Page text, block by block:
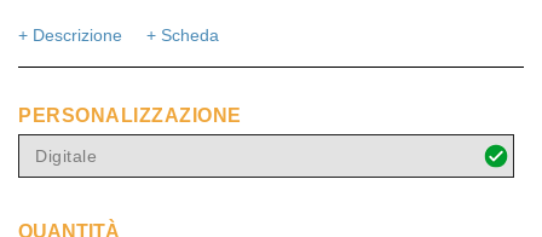
+ Descrizione + Scheda
PERSONALIZZAZIONE
Digitale
QUANTITÀ